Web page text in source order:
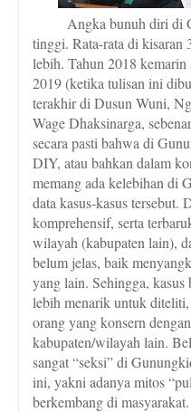
Angka bunuh diri di
tinggi. Rata-rata di kisaran
lebih. Tahun 2018
2019 (ketika tulisan ini
terakhir di Dusun Wuni,
Wage Dhaksinarga,
secara pasti bahwa di
DIY, atau bahkan dalam
memang ada kelebihan di
data kasus-kasus tersebut.
komprehensif, serta
wilayah (kabupaten lain),
belum jelas, baik
yang lain. Sehingga,
lebih menarik untuk
orang yang konsern
kabupaten/wilayah lain.
sangat “seksi” di
ini, yakni adanya mitos
berkembang di masyarakat.